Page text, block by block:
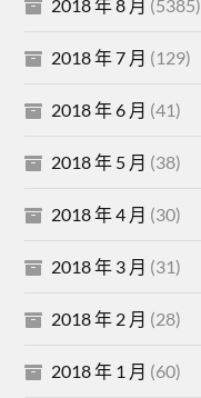
2018 年 8 月 (5385)
2018 年 7 月 (129)
2018 年 6 月 (41)
2018 年 5 月 (38)
2018 年 4 月 (30)
2018 年 3 月 (31)
2018 年 2 月 (28)
2018 年 1 月 (60)